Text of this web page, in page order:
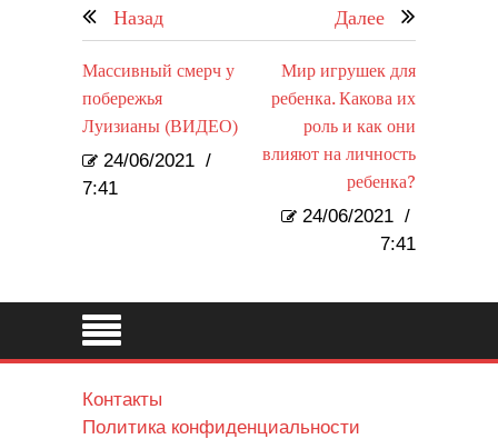
Назад Далее
Массивный смерч у
побережья
Луизианы (ВИДЕО)
24/06/2021 /
7:41
Мир игрушек для
ребенка. Какова их
роль и как они
влияют на личность
ребенка?
24/06/2021 /
7:41
Контакты
Политика конфиденциальности